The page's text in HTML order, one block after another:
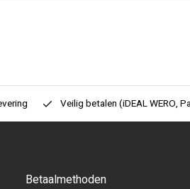
Veilig betalen (iDEAL WERO,
Betaalmethoden